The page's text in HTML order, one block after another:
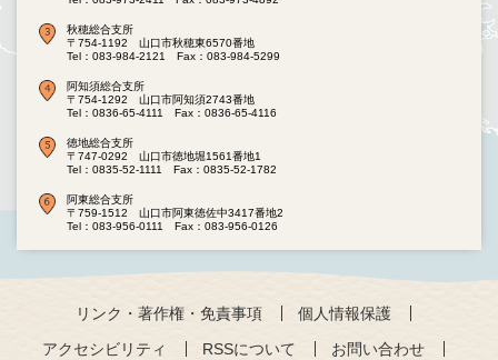
秋穂総合支所
〒754-1192 山口市秋穂東6570番地
Tel：083-984-2121
Fax：083-984-5299
阿知須総合支所
〒754-1292 山口市阿知須2743番地
Tel：0836-65-4111
Fax：0836-65-4116
徳地総合支所
〒747-0292 山口市徳地堀1561番地1
Tel：0835-52-1111
Fax：0835-52-1782
阿東総合支所
〒759-1512 山口市阿東徳佐中3417番地2
Tel：083-956-0111
Fax：083-956-0126
リンク・著作権・免責事項
個人情報保護
アクセシビリティ
RSSについて お問い合わせ